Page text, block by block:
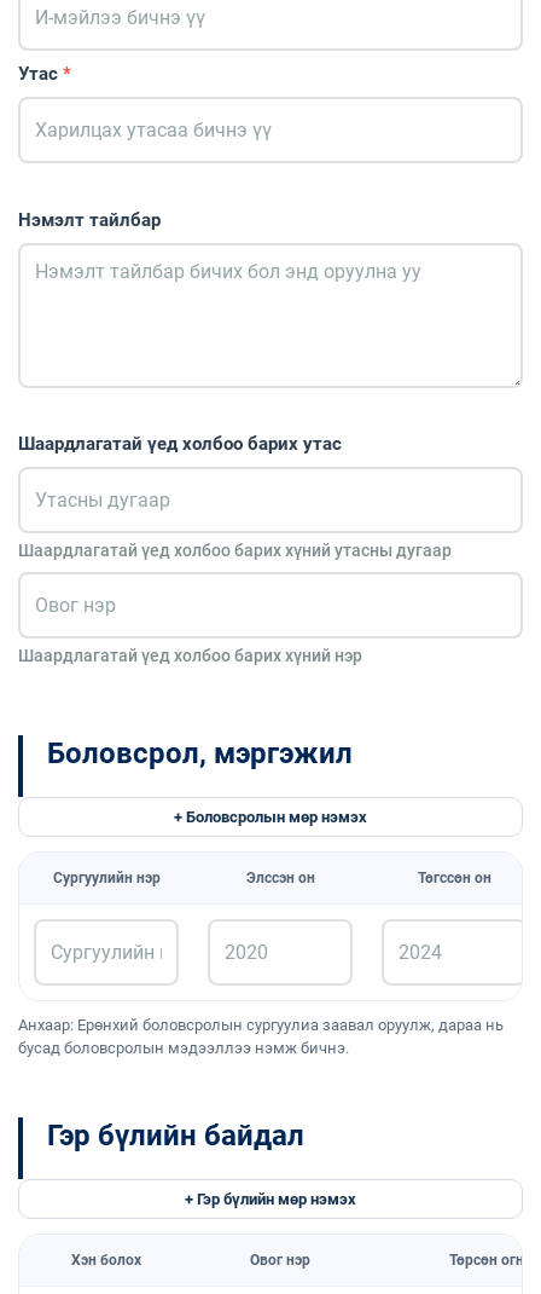
Утас *
Нэмэлт тайлбар
Шаардлагатай үед холбоо барих утас
Шаардлагатай үед холбоо барих хүний утасны дугаар
Шаардлагатай үед холбоо барих хүний нэр
Боловсрол, мэргэжил
+ Боловсролын мөр нэмэх
Сургуулийн нэр Элссэн он Төгссөн он
Анхаар: Ерөнхий боловсролын сургуулиа заавал оруулж, дараа нь
бусад боловсролын мэдээллээ нэмж бичнэ.
Гэр бүлийн байдал
+ Гэр бүлийн мөр нэмэх
Хэн болох Овог нэр Төрсөн огноо